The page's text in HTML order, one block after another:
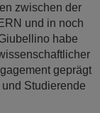
zwischen der
und in noch
habe
geprägt
Studierende